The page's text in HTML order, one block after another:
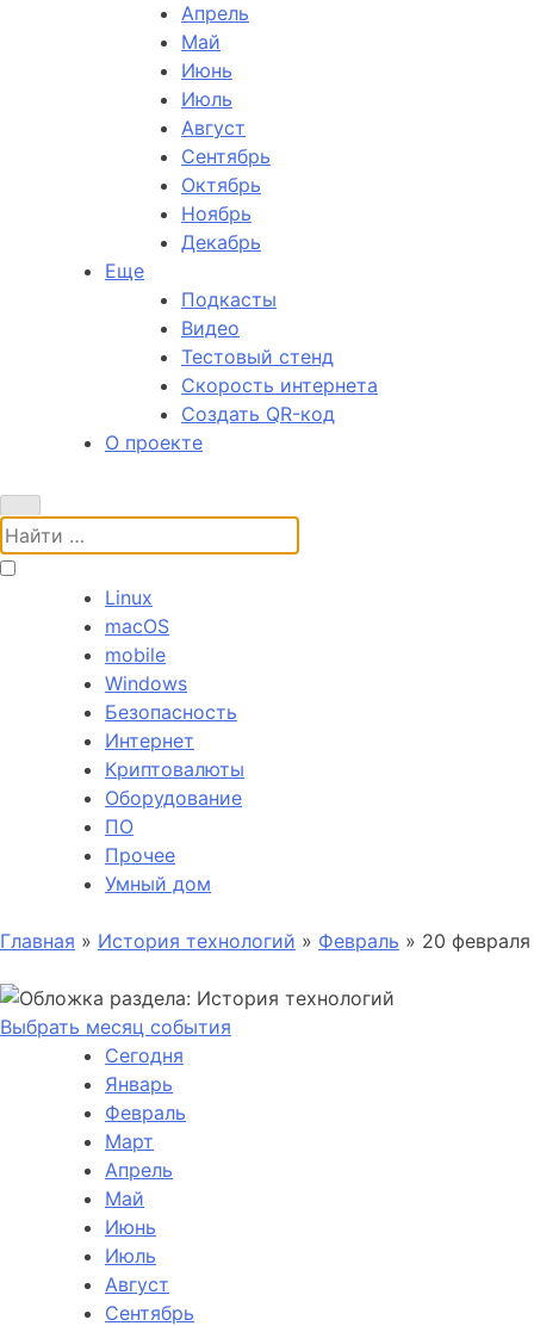
Апрель
Май
Июнь
Июль
Август
Сентябрь
Октябрь
Ноябрь
Декабрь
Еще
Подкасты
Видео
Тестовый стенд
Скорость интернета
Создать QR-код
О проекте
Поиск:
Linux
macOS
mobile
Windows
Безопасность
Интернет
Криптовалюты
Оборудование
ПО
Прочее
Умный дом
Главная » История технологий » Февраль » 20 февраля
Выбрать месяц события
Сегодня
Январь
Февраль
Март
Апрель
Май
Июнь
Июль
Август
Сентябрь